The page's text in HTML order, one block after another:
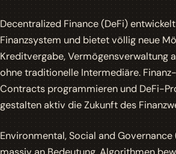
Decentralized Finance (DeFi)
Finanzsystem und bietet völlig neue
Kreditvergabe, Vermögensverwaltung
ohne traditionelle Intermediäre.
Contracts programmieren und DeFi-
gestalten aktiv die Zukunft des
Environmental, Social and Governance